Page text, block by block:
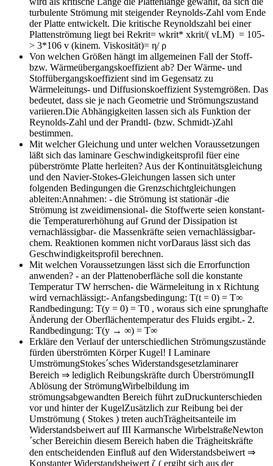
turbulente Strömung mit steigender Reynolds-Zahl vom Ende
der Platte entwickelt. Die kritische Reynoldszahl bei einer
Plattenströmung liegt bei Rekrit= wkrit* xkrit/( vLM) = 105-
> 3*106 v (kinem. Viskosität)= η/ ρ
Von welchen Größen hängt im allgemeinen Fall der Stoff-
bzw. Wärmeübergangskoeffizient ab? Der Wärme- und
Stoffübergangskoeffizient sind im Gegensatz zu
Wärmeleitungs- und Diffusionskoeffizient Systemgrößen. Das
bedeutet, dass sie je nach Geometrie und Strömungszustand
variieren.Die Abhängigkeiten lassen sich als Funktion der
Reynolds-Zahl und der Prandtl- (bzw. Schmidt-)Zahl
bestimmen.
Mit welcher Gleichung und unter welchen Voraussetzungen
läßt sich das laminare Geschwindigkeitsprofil füer eine
püberströmte Platte herleiten? Aus der Kontinuitätsgleichung
und den Navier-Stokes-Gleichungen lassen sich unter
folgenden Bedingungen die Grenzschichtgleichungen
ableiten:Annahmen: - die Strömung ist stationär -die
Strömung ist zweidimensional- die Stoffwerte seien konstant-
die Temperaturerhöhung auf Grund der Dissipation ist
vernachlässigbar- die Massenkräfte seien vernachlässigbar-
chem. Reaktionen kommen nicht vorDaraus lässt sich das
Geschwindigkeitsprofil berechnen.
Mit welchen Voraussetzungen lässt sich die Errorfunction
anwenden? - an der Plattenoberfläche soll die konstante
Temperatur TW herrschen- die Wärmeleitung in x Richtung
wird vernachlässigt:- Anfangsbedingung: T(t = 0) = T∞
Randbedingung: T(y = 0) = T0 , woraus sich eine sprunghafte
Änderung der Oberflächentemperatur des Fluids ergibt.- 2.
Randbedingung: T(y → ∞) = T∞
Erkläre den Verlauf der unterschiedlichen Strömungszustände
fürden überströmten Körper Kugel! I Laminare
UmströmungStokes´sches Widerstandsgesetzlaminarer
Bereich ⇒ lediglich Reibungskräfte durch ÜberströmungII
Ablösung der StrömungWirbelbildung im
strömungsabgewandten Bereich führt zuDruckunterschieden
vor und hinter der KugelZusätzlich zur Reibung bei der
Umströmung ( Stokes ) treten auchTrägheitsanteile im
Widerstandsbeiwert auf III Karmansche WirbelstraßeNewton
´scher Bereichin diesem Bereich haben die Trägheitskräfte
den entscheidenden Einfluß auf den Widerstandsbeiwert ⇒
Konstanter Widerstandsbeiwert ζ ( ergibt sich aus der